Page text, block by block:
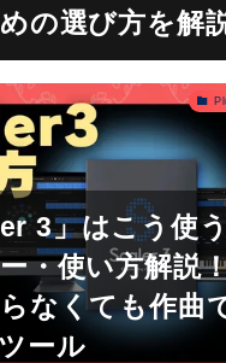
の選び方を解
3」はこう使
・使い方解説
なくても作曲
ール